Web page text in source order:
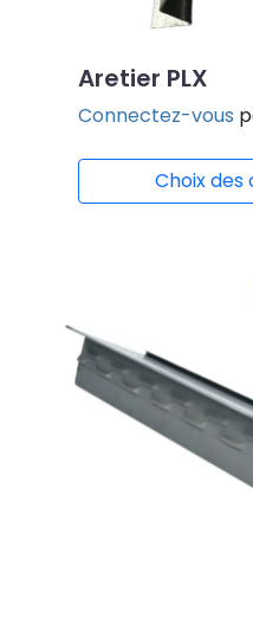
Aretier PLX
Connectez-vous
Choix des